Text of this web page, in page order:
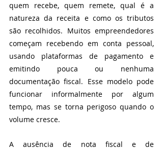
quem recebe, quem remete, qual é a
natureza da receita e como os tributos
são recolhidos. Muitos empreendedores
começam recebendo em conta pessoal,
usando plataformas de pagamento e
emitindo pouca ou nenhuma
documentação fiscal. Esse modelo pode
funcionar informalmente por algum
tempo, mas se torna perigoso quando o
volume cresce.
A ausência de nota fiscal e de